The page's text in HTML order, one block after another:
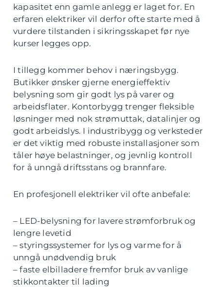
kapasitet enn gamle anlegg er laget for. En
erfaren elektriker vil derfor ofte starte med å
vurdere tilstanden i sikringsskapet før nye
kurser legges opp.
I tillegg kommer behov i næringsbygg.
Butikker ønsker gjerne energieffektiv
belysning som gir godt lys på varer og
arbeidsflater. Kontorbygg trenger fleksible
løsninger med nok strømuttak, datalinjer og
godt arbeidslys. I industribygg og verksteder
er det viktig med robuste installasjoner som
tåler høye belastninger, og jevnlig kontroll
for å unngå driftsstans og brannfare.
En profesjonell elektriker vil ofte anbefale:
– LED-belysning for lavere strømforbruk og
lengre levetid
– styringssystemer for lys og varme for å
unngå unødvendig bruk
– faste elbilladere fremfor bruk av vanlige
stikkontakter til lading